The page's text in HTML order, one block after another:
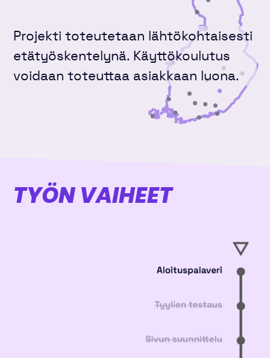
Projekti toteutetaan lähtökohtaisesti
etätyöskentelynä. Käyttökoulutus
voidaan toteuttaa asiakkaan luona.
TYÖN VAIHEET